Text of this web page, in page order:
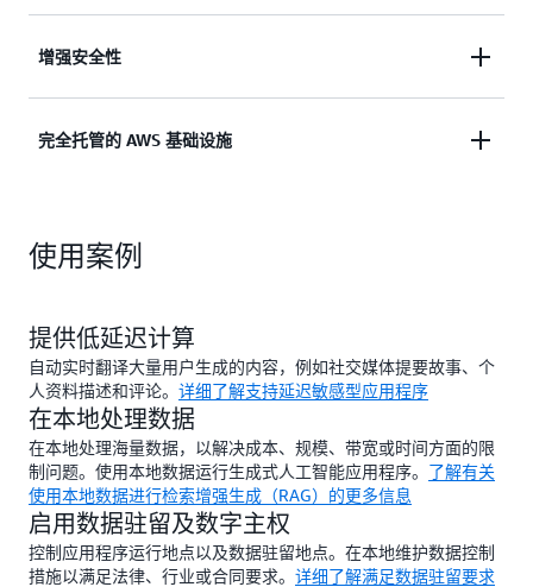
一次构建，随处部署——借助一致的 AWS 基础设施
增强安全性
在本地扩展AWS Nitro System
无论您
完全托管的 AWS 基础设施
和维护停机时间。
使用案例
提供低延迟计算
自动实时翻译大量用户生成的内容，例如社交媒体提要故事、个
人资料描述和评论。 详细了解支持延迟敏感型应用程序
在本地处理数据
在本地处理海量数据，以解决成本、规模、带宽或时间方面的限
制问题。使用本地数据运行生成式人工智能应用程序。 了解有关
使用本地数据进行检索增强生成（RAG）的更多信息
启用数据驻留及数字主权
控制应用程序运行地点以及数据驻留地点。在本地维护数据控制
措施以满足法律、行业或合同要求。 详细了解满足数据驻留要求